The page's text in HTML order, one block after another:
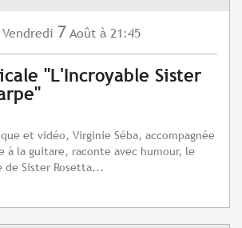
Vendredi 7 Août à 21:45
"L'Incroyable Sister
et vidéo, Virginie Séba, accompagnée
à la guitare, raconte avec humour, le
de Sister Rosetta...